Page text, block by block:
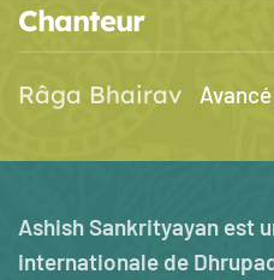
Chanteur
Râga Bhairav Avancé
Ashish Sankrityayan est
internationale de